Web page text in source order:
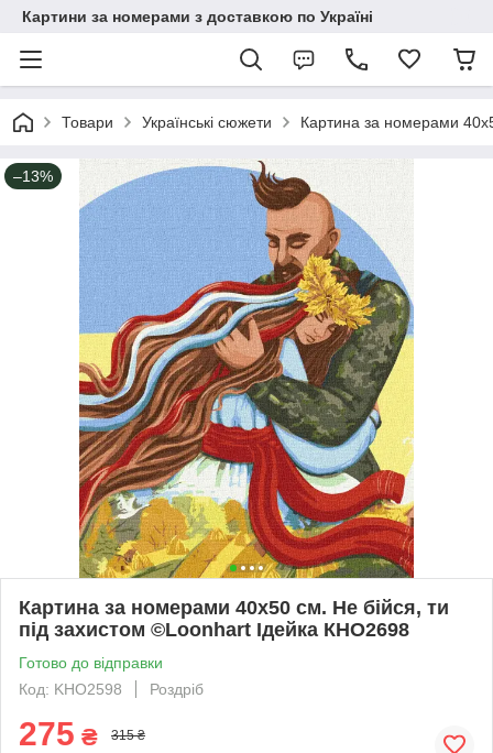
Картини за номерами з доставкою по Україні
Товари Українські сюжети Картина за номерами
–13%
Картина за номерами 40х50 см. Не бійся, ти
під захистом ©Loonhart Ідейка КНО2698
Готово до відправки
Код: KHO2598
Роздріб
275 ₴ 315 ₴